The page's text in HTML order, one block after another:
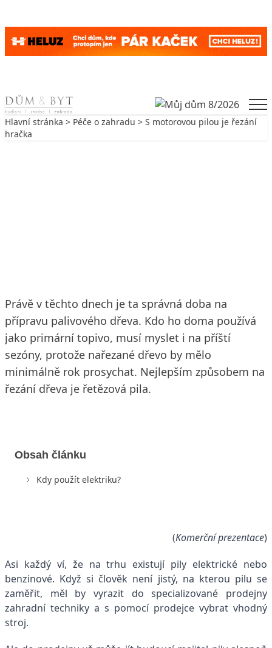
Skip to content
Hlavní stránka > Péče o zahradu > S motorovou pilou je řezání
hračka
Právě v těchto dnech je ta správná doba na
přípravu palivového dřeva. Kdo ho doma používá
jako primární topivo, musí myslet i na příští
sezóny, protože nařezané dřevo by mělo
minimálně rok prosychat. Nejlepším způsobem na
řezání dřeva je řetězová pila.
Obsah článku
Kdy použít elektriku?
(Komerční prezentace)
Asi každý ví, že na trhu existují pily elektrické nebo
benzinové. Když si člověk není jistý, na kterou pilu se
zaměřit, měl by vyrazit do specializované prodejny
zahradní techniky a s pomocí prodejce vybrat vhodný
stroj.